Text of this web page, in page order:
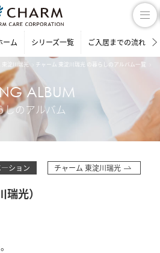
ーム シリーズ一覧 ご入居までの流れ
東淀川瑞光 チャーム 東淀川瑞光 の暮らしのアルバム一覧
ALBUM
しのアルバム
―ション チャーム 東淀川瑞光
光）